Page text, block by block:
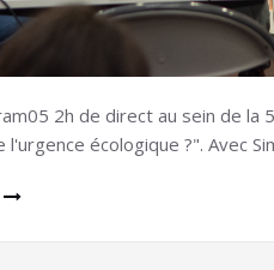
2h de direct au sein de
l'urgence écologique ?". Avec